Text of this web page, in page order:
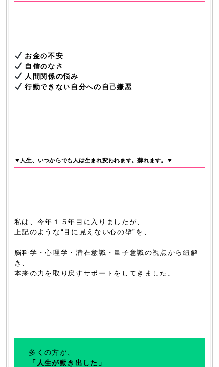
お金の不安
自信のなさ
人間関係の悩み
行動できない自分への自己嫌悪
▼人生、いつからでも人は生まれ変われます。蘇れます。▼
私は、今年１５年目に入りましたが、
上記のような“目に見えない心の壁”を、
脳科学・心理学・潜在意識・量子意識の視点から紐解
き、
本来の力を取り戻すサポートをしてきました。
多くの方が、
「人生が動き出した」